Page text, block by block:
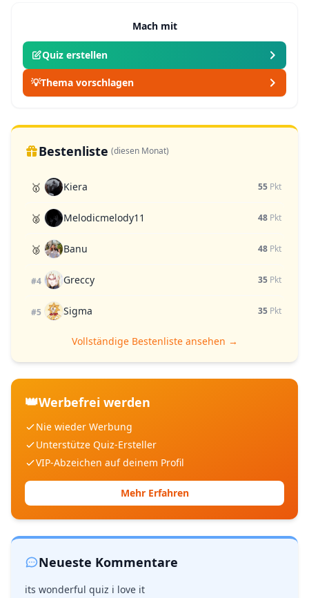
Mach mit
Quiz erstellen
💡Thema vorschlagen
Bestenliste (diesen Monat)
🥇 Kiera 55 Pkt
🥈 Melodicmelody11 48 Pkt
🥉 Banu 48 Pkt
#4 Greccy 35 Pkt
#5 Sigma 35 Pkt
Vollständige Bestenliste ansehen →
👑Werbefrei werden
Nie wieder Werbung
Unterstütze Quiz-Ersteller
VIP-Abzeichen auf deinem Profil
Mehr Erfahren
Neueste Kommentare
its wonderful quiz i love it